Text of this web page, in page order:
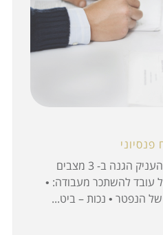
פנסיוני
ביטוח פנסיוני נועד להעניק הגנה ב- 3 מצבים
עובד להשתכר מעבודה: •
של הנפטר • נכות – ביט...